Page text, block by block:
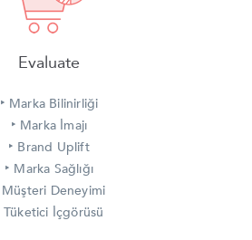
Evaluate
‣ Marka Bilinirliği
‣ Marka İmajı
‣ Brand Uplift
‣ Marka Sağlığı
Müşteri Deneyimi
Tüketici İçgörüsü